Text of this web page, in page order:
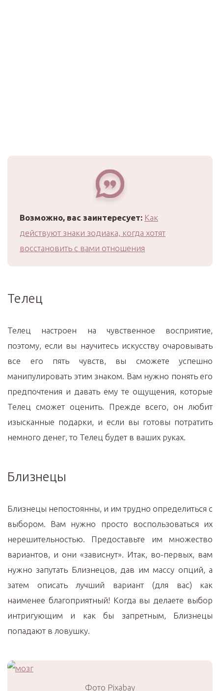
Возможно, вас заинтересует: Как
действуют знаки зодиака, когда хотят
восстановить с вами отношения
Телец
Телец настроен на чувственное восприятие,
поэтому, если вы научитесь искусству очаровывать
все его пять чувств, вы сможете успешно
манипулировать этим знаком. Вам нужно понять его
предпочтения и давать ему те ощущения, которые
Телец сможет оценить. Прежде всего, он любит
изысканные подарки, и если вы готовы потратить
немного денег, то Телец будет в ваших руках.
Близнецы
Близнецы непостоянны, и им трудно определиться с
выбором. Вам нужно просто воспользоваться их
нерешительностью. Предоставьте им множество
вариантов, и они «зависнут». Итак, во-первых, вам
нужно запутать Близнецов, дав им массу опций, а
затем описать лучший вариант (для вас) как
наименее благоприятный! Когда вы делаете выбор
интригующим и как бы запретным, Близнецы
попадают в ловушку.
Фото Pixabay